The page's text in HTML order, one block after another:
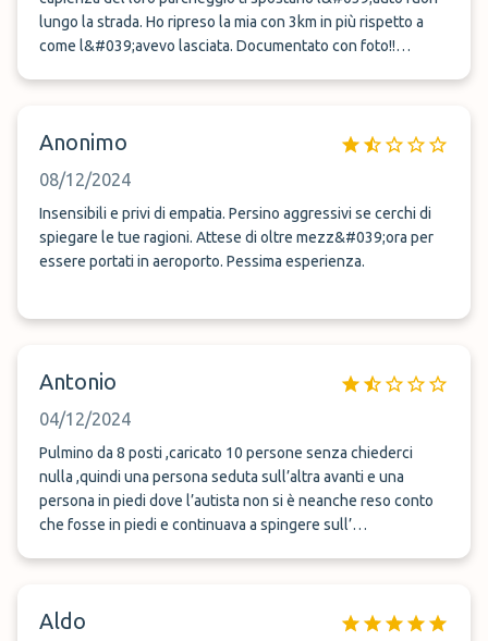
lungo la strada. Ho ripreso la mia con 3km in più rispetto a
come l&#039;avevo lasciata. Documentato con foto!!
Anonimo
08/12/2024
Insensibili e privi di empatia. Persino aggressivi se cerchi di
spiegare le tue ragioni. Attese di oltre mezz&#039;ora per
essere portati in aeroporto. Pessima esperienza.
Antonio
04/12/2024
Pulmino da 8 posti ,caricato 10 persone senza chiederci
nulla ,quindi una persona seduta sull’altra avanti e una
persona in piedi dove l’autista non si è neanche reso conto
che fosse in piedi e continuava a spingere sull’
vedo dura arrivare in orario .l’unica nota positiva il prezzo ma
Aldo